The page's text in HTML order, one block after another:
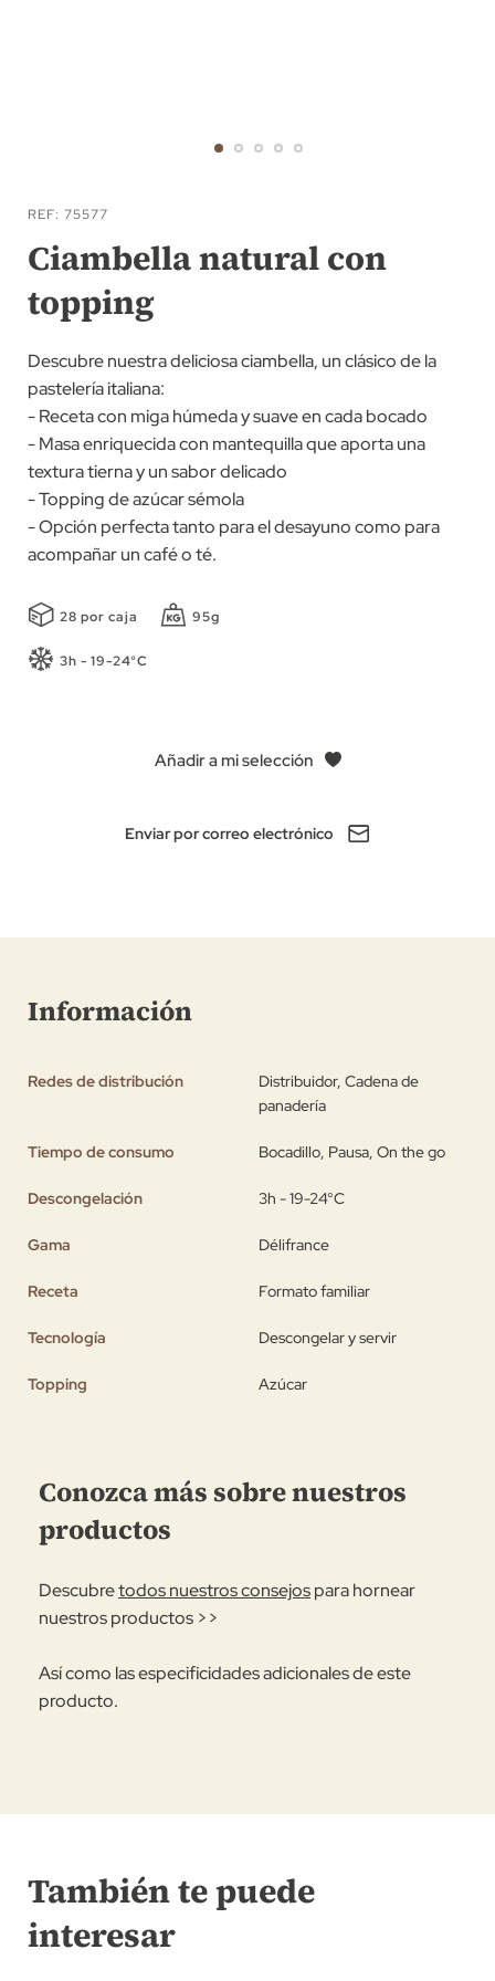
al
comienzo
de
la
galería
de
imágenes
REF 75577
Ciambella natural con
topping
Descubre nuestra deliciosa ciambella, un clásico de la
pastelería italiana:
- Receta con miga húmeda y suave en cada bocado
- Masa enriquecida con mantequilla que aporta una
textura tierna y un sabor delicado
- Topping de azúcar sémola
- Opción perfecta tanto para el desayuno como para
acompañar un café o té.
28 por caja 95g
3h - 19-24°C
Añadir a mi selección
Enviar por correo electrónico
Información
Redes de distribución
Distribuidor, Cadena de
panadería
Tiempo de consumo Bocadillo, Pausa, On the go
Descongelación 3h - 19-24°C
Gama Délifrance
Receta Formato familiar
Tecnología Descongelar y servir
Topping Azúcar
Conozca más sobre nuestros
productos
Descubretodos nuestros consejospara hornear
nuestros productos >>
Así como las especificidades adicionales de este
producto.
También te puede
interesar